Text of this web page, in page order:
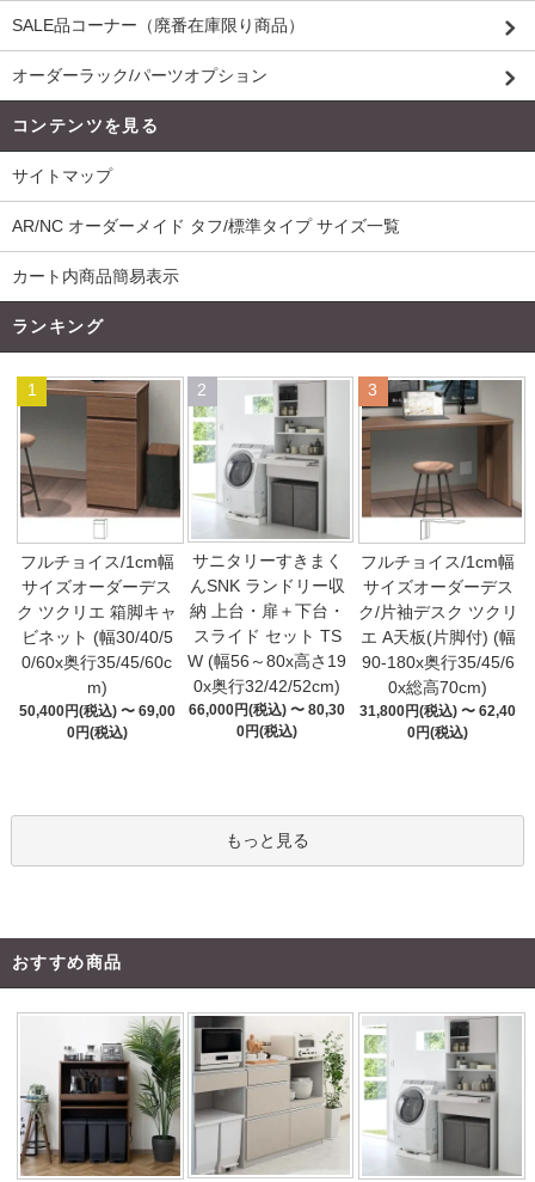
SALE品コーナー（廃番在庫限り商品）
オーダーラック/パーツオプション
コンテンツを見る
サイトマップ
AR/NC オーダーメイド タフ/標準タイプ サイズ一覧
カート内商品簡易表示
ランキング
1
フルチョイス/1cm幅
サイズオーダーデス
ク ツクリエ 箱脚キャ
ビネット (幅30/40/5
0/60x奥行35/45/60c
m)
50,400円(税込) 〜 69,00
0円(税込)
2
サニタリーすきまく
んSNK ランドリー収
納 上台・扉＋下台・
スライド セット TS
W (幅56～80x高さ19
0x奥行32/42/52cm)
66,000円(税込) 〜 80,30
0円(税込)
3
フルチョイス/1cm幅
サイズオーダーデス
ク/片袖デスク ツクリ
エ A天板(片脚付) (幅
90-180x奥行35/45/6
0x総高70cm)
31,800円(税込) 〜 62,40
0円(税込)
もっと見る
おすすめ商品